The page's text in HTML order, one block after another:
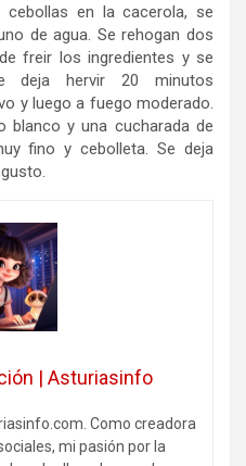
en la cacerola, se
de agua. Se rehogan dos
freir los ingredientes y se
deja hervir 20 minutos
y luego a fuego moderado.
blanco y una cucharada de
fino y cebolleta. Se deja
| Asturiasinfo
Como creadora
mi pasión por la